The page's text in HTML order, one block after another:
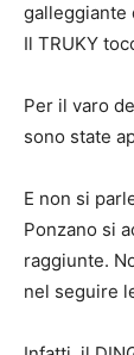
galleggiante
Il TRUKY
Per il varo
sono state
E non si
Ponzano si
raggiunte.
nel seguire